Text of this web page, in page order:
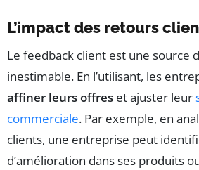
L’impact des retours
Le feedback client est une source
inestimable. En l’utilisant, les
affiner leurs offres et ajuster leur
commerciale. Par exemple, en
clients, une entreprise peut
d’amélioration dans ses produits